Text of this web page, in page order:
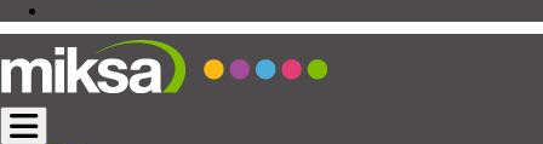
Cambiar navegación